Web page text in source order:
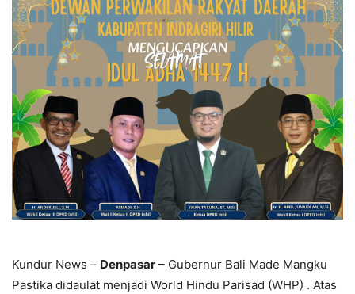
Kundur News – Denpasar – Gubernur Bali Made Mangku
Pastika didaulat menjadi World Hindu Parisad (WHP) . Atas